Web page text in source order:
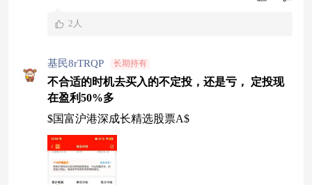
2人
基民8rTRQP 长期持有
不合适的时机去买入的不定投，还是亏， 定投现
在盈利50%多
$国富沪港深成长精选股票A$